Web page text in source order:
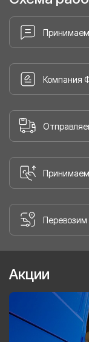
Принимаем
Компания
Перевозим
Акции